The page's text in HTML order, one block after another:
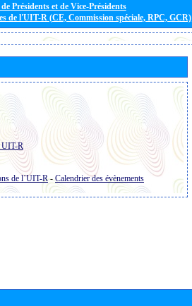
Présidents et de Vice-Présidents
de l'UIT-R (CE, Commission spéciale, RPC, GCR)
UIT-R
de l´UIT-R- Calendrier des évènements